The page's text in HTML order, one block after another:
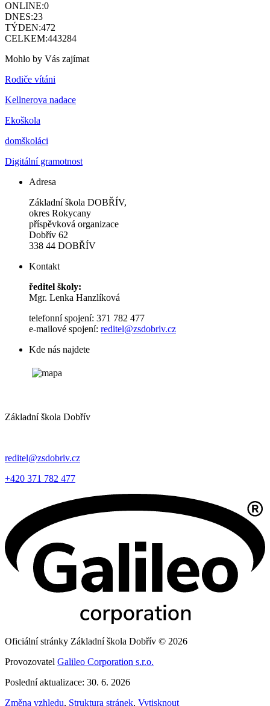
ONLINE:0
DNES:23
TÝDEN:472
CELKEM:443284
Mohlo by Vás zajímat
Rodiče vítáni
Kellnerova nadace
Ekoškola
domškoláci
Digitální gramotnost
Adresa
Základní škola DOBŘÍV,
okres Rokycany
příspěvková organizace
Dobřív 62
338 44 DOBŘÍV
Kontakt
ředitel školy:
Mgr. Lenka Hanzlíková
telefonní spojení: 371 782 477
e-mailové spojení: reditel@zsdobriv.cz
Kde nás najdete
Základní škola Dobřív
reditel@zsdobriv.cz
+420 371 782 477
Oficiální stránky Základní škola Dobřív © 2026
Provozovatel Galileo Corporation s.r.o.
Poslední aktualizace: 30. 6. 2026
Změna vzhledu, Struktura stránek, Vytisknout